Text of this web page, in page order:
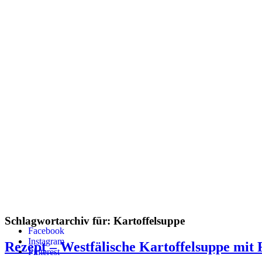
Facebook
Instagram
Pinterest
Schlagwortarchiv für: Kartoffelsuppe
Rezept – Westfälische Kartoffelsuppe mit